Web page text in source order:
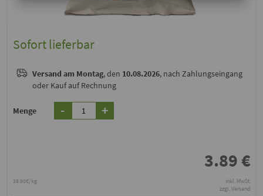
Sofort lieferbar
Versand am Montag, den 10.08.2026, nach Zahlungseingang
oder Kauf auf Rechnung
Menge - +
3.89€
38.90€/kg
inkl. MwSt.
zzgl. Versand